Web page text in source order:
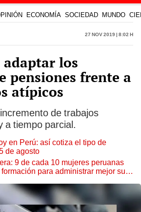
ECONOMÍA SOCIEDAD MUNDO
27 Nov 2019 | 8:02 h
adaptar los
pensiones frente a
atípicos
de trabajos
a tiempo parcial.
en Perú: así cotiza el tipo de
de agosto
9 de cada 10 mujeres peruanas
para administrar mejor su